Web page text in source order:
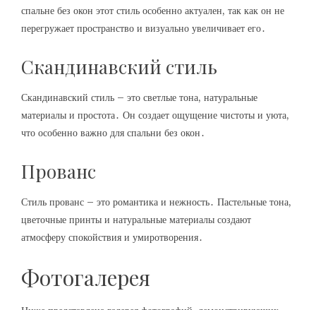
спальне без окон этот стиль особенно актуален, так как он не
перегружает пространство и визуально увеличивает его․
Скандинавский стиль
Скандинавский стиль – это светлые тона, натуральные
материалы и простота․ Он создает ощущение чистоты и уюта,
что особенно важно для спальни без окон․
Прованс
Стиль прованс – это романтика и нежность․ Пастельные тона,
цветочные принты и натуральные материалы создают
атмосферу спокойствия и умиротворения․
Фотогалерея